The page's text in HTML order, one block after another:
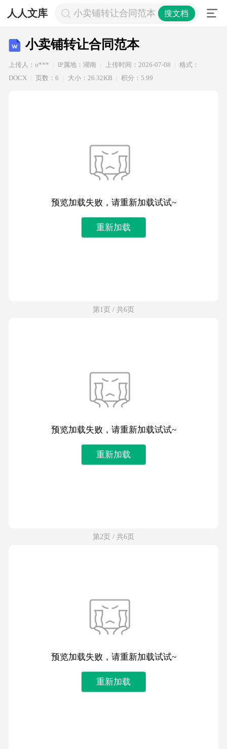
人人文库 小卖铺转让合同范本 搜文档
小卖铺转让合同范本
上传人：o*** IP属地：湖南 上传时间：2026-07-08
格式：
DOCX
页数：6 大小：26.32KB 积分：5.99
预览加载失败，请重新加载试试~
重新加载
第1页 / 共6页
预览加载失败，请重新加载试试~
重新加载
第2页 / 共6页
预览加载失败，请重新加载试试~
重新加载